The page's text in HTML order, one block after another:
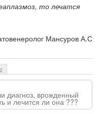
то лечатся
Мансуров А.С
2
диагноз, врожденный
и лечится ли она ???